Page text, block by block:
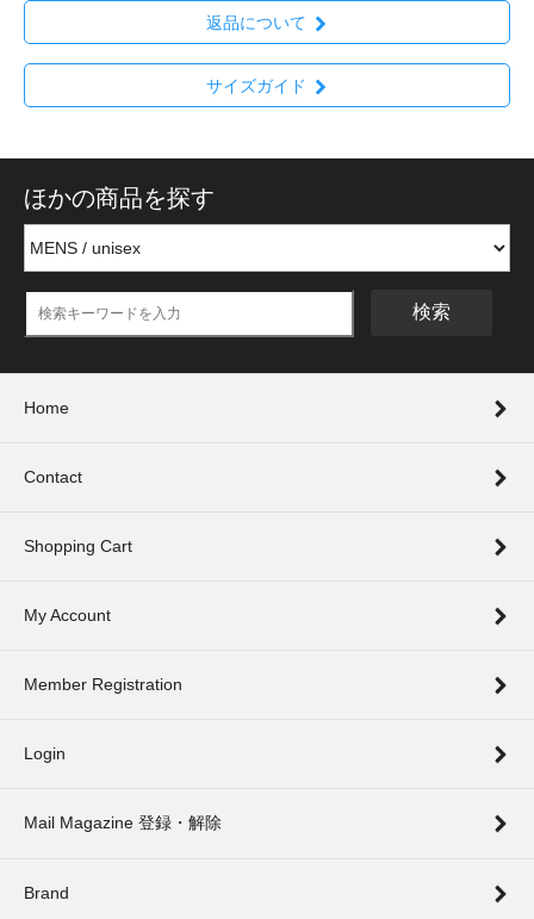
返品について
サイズガイド
ほかの商品を探す
検索
Home
Contact
Shopping Cart
My Account
Member Registration
Login
Mail Magazine 登録・解除
Brand